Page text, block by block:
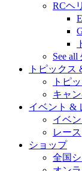
RCヘ
See
トピックス
トピ
キャ
イベント &
イベン
レース
ショップ
全国